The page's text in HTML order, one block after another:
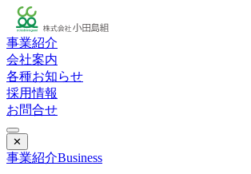
事業紹介
会社案内
各種お知らせ
採用情報
お問合せ
✕
事業紹介Business